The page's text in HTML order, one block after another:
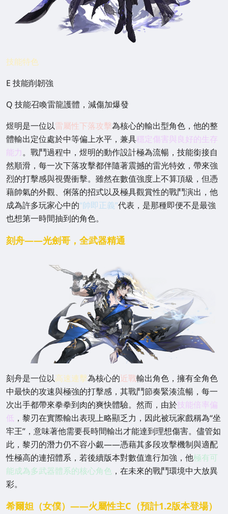
技能特色
E 技能削韌強
Q 技能召喚雷龍護體，減傷加爆發
煜明是一位以雷屬性下落攻擊為核心的輸出型角色，他的整
體輸出定位處於中等偏上水平，兼具穩定傷害與良好的生存
能力。戰鬥過程中，煜明的動作設計極為流暢，技能銜接自
然順滑，每一次下落攻擊都伴隨著震撼的雷光特效，帶來強
烈的打擊感與視覺衝擊。雖然在數值強度上不算頂級，但憑
藉帥氣的外觀、俐落的招式以及極具觀賞性的戰鬥演出，他
成為許多玩家心中的“帥即正義”代表，是那種即便不是最強
也想第一時間抽到的角色。
刻舟——光劍哥，全武器精通
刻舟是一位以高速連擊為核心的近戰輸出角色，擁有全角色
中最快的攻速與極強的打擊感，其戰鬥節奏緊湊流暢，每一
次出手都帶來拳拳到肉的爽快體驗。然而，由於技能倍率偏
低 ，黎刃在實際輸出表現上略顯乏力，因此被玩家戲稱為“坐
牢王”，意味著他需要長時間輸出才能達到理想傷害。儘管如
此，黎刃的潛力仍不容小覷——憑藉其多段攻擊機制與適配
性極高的連招體系，若後續版本對數值進行加強，他極有可
能成為多武器體系的核心角色 ，在未來的戰鬥環境中大放異
彩。
希爾妲（女僕）——火屬性主C（預計1.2版本登場）